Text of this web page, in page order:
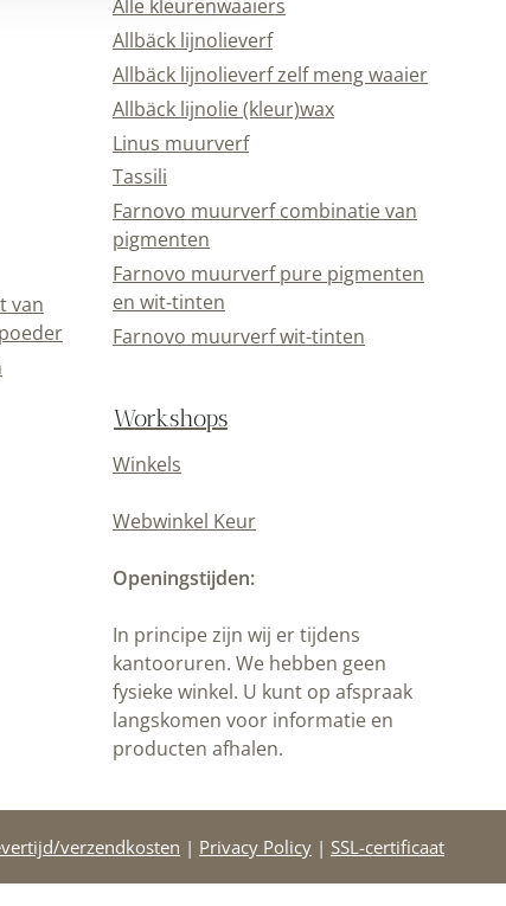
van
Alle kleurenwaaiers
Allbäck lijnolieverf
Allbäck lijnolieverf zelf meng waaier
Allbäck lijnolie (kleur)wax
Linus muurverf
Tassili
Farnovo muurverf combinatie van
pigmenten
Farnovo muurverf pure pigmenten
en wit-tinten
Farnovo muurverf wit-tinten
Workshops
Winkels
Webwinkel Keur
Openingstijden:
In principe zijn wij er tijdens
kantooruren. We hebben geen
fysieke winkel. U kunt op afspraak
langskomen voor informatie en
producten afhalen.
verzendkosten | Privacy Policy | SSL-certificaat